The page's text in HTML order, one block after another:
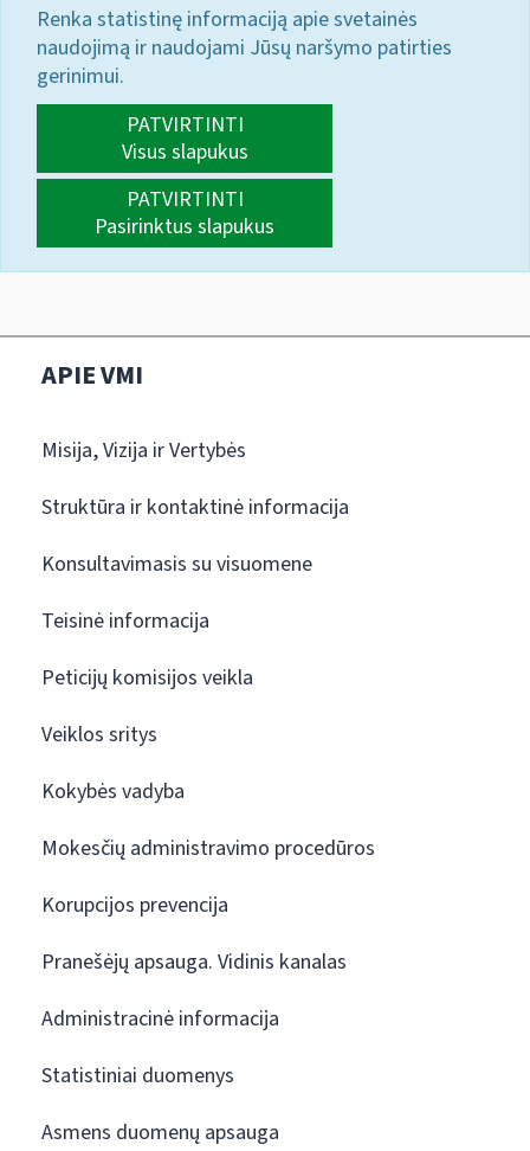
Renka statistinę informaciją apie svetainės
naudojimą ir naudojami Jūsų naršymo patirties
gerinimui.
PATVIRTINTI
Visus slapukus
PATVIRTINTI
Pasirinktus slapukus
APIE VMI
Misija, Vizija ir Vertybės
Struktūra ir kontaktinė informacija
Konsultavimasis su visuomene
Teisinė informacija
Peticijų komisijos veikla
Veiklos sritys
Kokybės vadyba
Mokesčių administravimo procedūros
Korupcijos prevencija
Pranešėjų apsauga. Vidinis kanalas
Administracinė informacija
Statistiniai duomenys
Asmens duomenų apsauga